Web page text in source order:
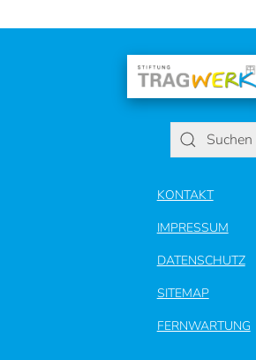
KONTAKT
IMPRESSUM
DATENSCHUTZ
SITEMAP
FERNWARTUNG